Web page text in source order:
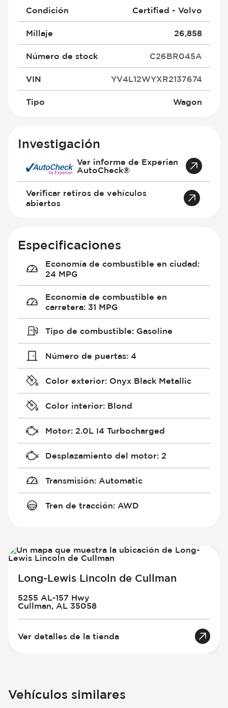
Condición Certified - Volvo
Millaje 26,858
Número de stock C26BR045A
VIN YV4L12WYXR2137674
Tipo Wagon
Investigación
Ver informe de Experian
AutoCheck®
Verificar retiros de vehículos
abiertos
Especificaciones
Economía de combustible en ciudad:
24 MPG
Economía de combustible en
carretera: 31 MPG
Tipo de combustible: Gasoline
Número de puertas: 4
Color exterior: Onyx Black Metallic
Color interior: Blond
Motor: 2.0L I4 Turbocharged
Desplazamiento del motor: 2
Transmisión: Automatic
Tren de tracción: AWD
Long-Lewis Lincoln de Cullman
5255 AL-157 Hwy
Cullman, AL 35058
Ver detalles de la tienda
Vehículos similares